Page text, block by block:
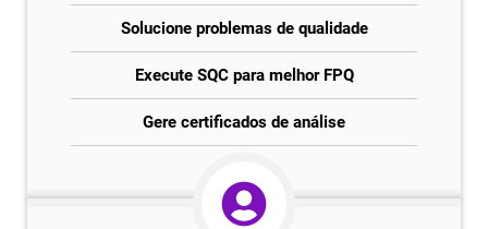
Solucione problemas de qualidade
Execute SQC para melhor FPQ
Gere certificados de análise